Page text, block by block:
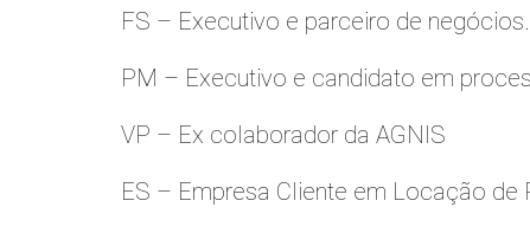
FS – Executivo e parceiro de negócios.
PM – Executivo e candidato em
VP – Ex colaborador da AGNIS
ES – Empresa Cliente em Locação de